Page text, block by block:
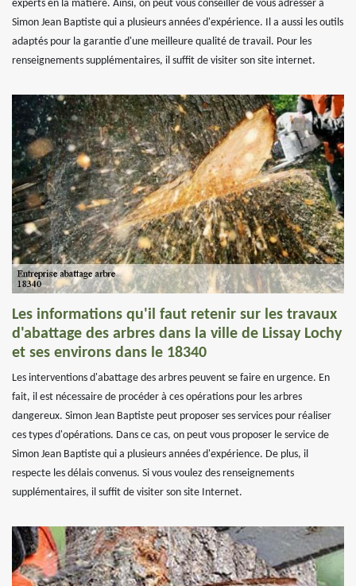
experts en la matière. Ainsi, on peut vous conseiller de vous adresser à
Simon Jean Baptiste qui a plusieurs années d'expérience. Il a aussi les outils
adaptés pour la garantie d'une meilleure qualité de travail. Pour les
renseignements supplémentaires, il suffit de visiter son site internet.
Les informations qu'il faut retenir sur les travaux
d'abattage des arbres dans la ville de Lissay Lochy
et ses environs dans le 18340
Les interventions d'abattage des arbres peuvent se faire en urgence. En
fait, il est nécessaire de procéder à ces opérations pour les arbres
dangereux. Simon Jean Baptiste peut proposer ses services pour réaliser
ces types d'opérations. Dans ce cas, on peut vous proposer le service de
Simon Jean Baptiste qui a plusieurs années d'expérience. De plus, il
respecte les délais convenus. Si vous voulez des renseignements
supplémentaires, il suffit de visiter son site Internet.